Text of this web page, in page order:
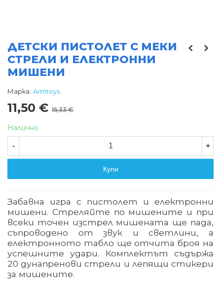
ДЕТСКИ ПИСТОЛЕТ С МЕКИ
СТРЕЛИ И ЕЛЕКТРОННИ
МИШЕНИ
Марка: Armtoys
11,50 € 15,33 €
Налично
- +
Купи
Забавна игра с пистолет и електронни
мишени. Стреляйте по мишените и при
всеки точен изстрел мишената ще пада,
съпроводено от звук и светлини, а
електронното табло ще отчита броя на
успешните удари. Комплектът съдържа
20 дунапренови стрели и лепящи стикери
за мишените.